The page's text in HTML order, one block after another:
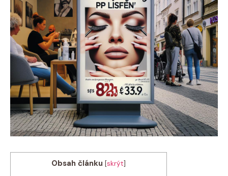
Obsah článku [skrýt]